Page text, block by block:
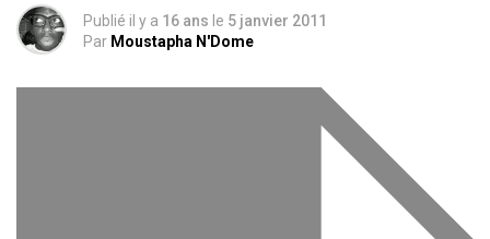
Publié il y a 16 ans le 5 janvier 2011
Par Moustapha N'Dome